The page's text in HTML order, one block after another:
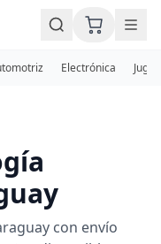
Electrónica
con envío